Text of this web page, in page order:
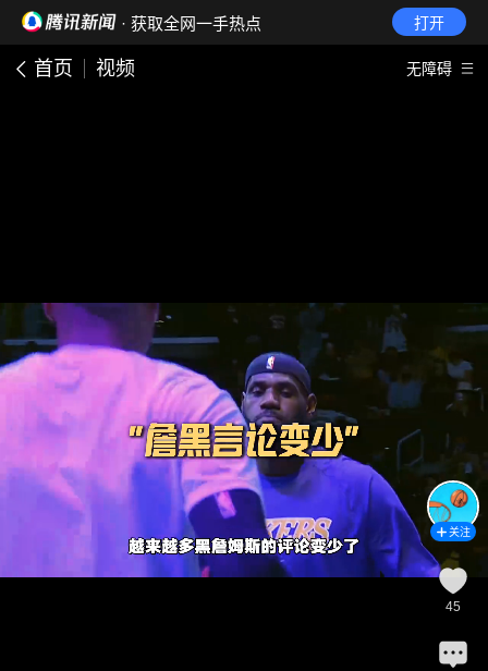
· 获取全网一手热点 打开
首页 视频 无障碍
关注
45